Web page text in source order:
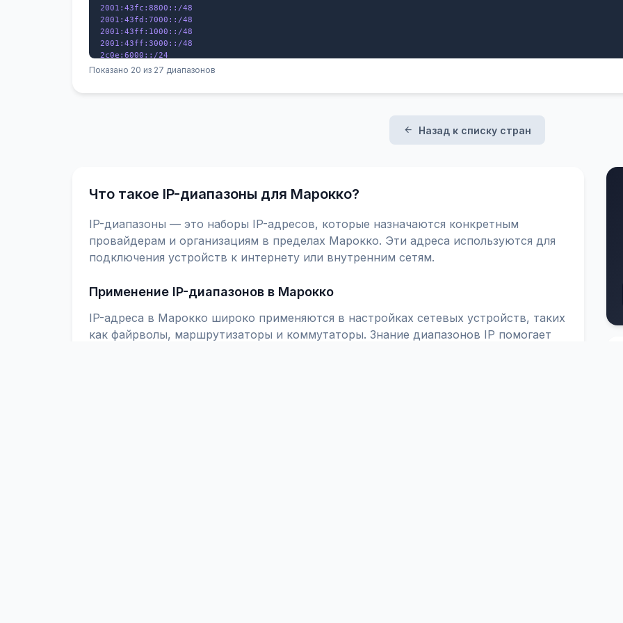
2001:43fc:8800::/48
2001:43fd:7000::/48
2001:43ff:1000::/48
2001:43ff:3000::/48
2c0e:6000::/24
2c0f:900::/32
Показано 20 из 27 диапазонов
Назад к списку стран
Что такое IP-диапазоны для Марокко?
IP-диапазоны — это наборы IP-адресов, которые назначаются конкретным
провайдерам и организациям в пределах Марокко. Эти адреса используются для
подключения устройств к интернету или внутренним сетям.
Применение IP-диапазонов в Марокко
IP-адреса в Марокко широко применяются в настройках сетевых устройств, таких
как файрволы, маршрутизаторы и коммутаторы. Знание диапазонов IP помогает